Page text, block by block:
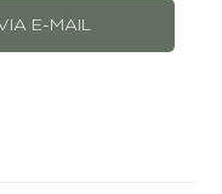
E-MAIL